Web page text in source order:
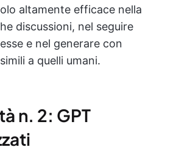
altamente efficace nella
discussioni, nel seguire
e nel generare con
a quelli umani.
n. 2: GPT